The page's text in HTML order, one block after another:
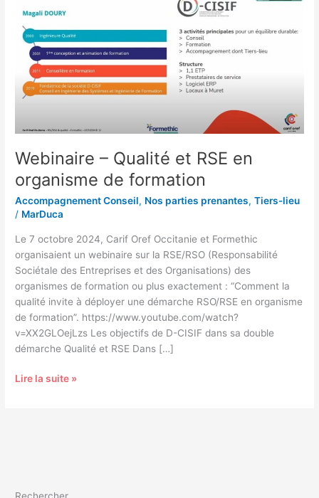
Webinaire – Qualité et RSE en
organisme de formation
Accompagnement Conseil, Nos parties prenantes,Tiers-lieu
/ MarDuca
Le 7 octobre 2024, Carif Oref Occitanie et Formethic
organisaient un webinaire sur la RSE/RSO (Responsabilité
Sociétale des Entreprises et des Organisations) des
organismes de formation ou plus exactement : “Comment la
qualité invite à déployer une démarche RSO/RSE en organisme
de formation”. https://www.youtube.com/watch?
v=XX2GLOejLzs Les objectifs de D-CISIF dans sa double
démarche Qualité et RSE Dans […]
et
RSE
organisme
de
formation
Lire la suite »